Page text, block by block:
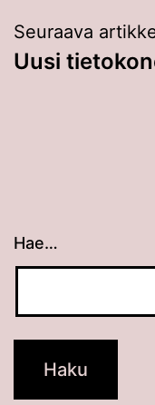
Seuraava
Uusi
Hae…
Kun tuloksia